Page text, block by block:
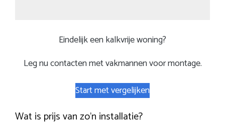
Eindelijk een kalkvrije woning?
Leg nu contacten met vakmannen voor montage.
Start met vergelijken
Wat is prijs van zo’n installatie?